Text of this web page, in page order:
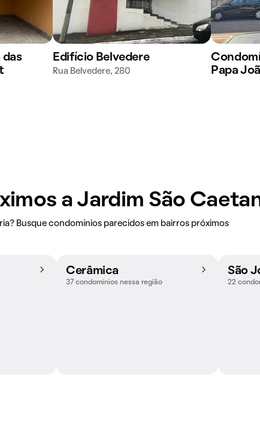
das
Edifício Belvedere
Rua Belvedere, 280
Papa
a Jardim São
Busque condomínios parecidos em bairros próximos
Cerâmica
37 condomínios nessa região
São
22